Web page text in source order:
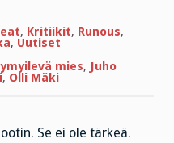
, Kritiikit, Runous,
, Uutiset
mies, Juho
, Olli Mäki
Se ei ole tärkeä.